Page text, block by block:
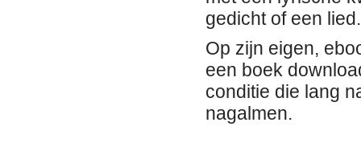
gedicht of een lied.
Op zijn eigen,
een boek
conditie die lang
nagalmen.